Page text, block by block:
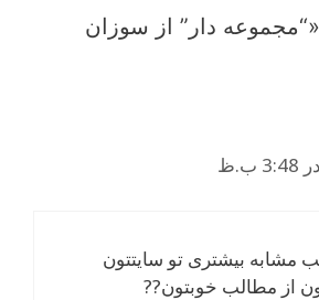
«“مجموعه دار” از سوزان
مشابه بيشترى تو سايتتون
از مطالب خوبتون??